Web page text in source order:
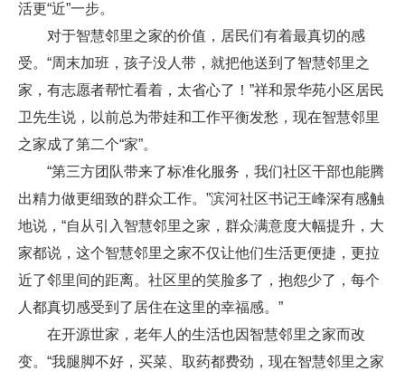
活更“近”一步。
对于智慧邻里之家的价值，居民们有着最真切的感
受。“周末加班，孩子没人带，就把他送到了智慧邻里之
家，有志愿者帮忙看着，太省心了！”祥和景华苑小区居民
卫先生说，以前总为带娃和工作平衡发愁，现在智慧邻里
之家成了第二个“家”。
“第三方团队带来了标准化服务，我们社区干部也能腾
出精力做更细致的群众工作。”滨河社区书记王峰深有感触
地说，“自从引入智慧邻里之家，群众满意度大幅提升，大
家都说，这个智慧邻里之家不仅让他们生活更便捷，更拉
近了邻里间的距离。社区里的笑脸多了，抱怨少了，每个
人都真切感受到了居住在这里的幸福感。”
在开源世家，老年人的生活也因智慧邻里之家而改
变。“我腿脚不好，买菜、取药都费劲，现在智慧邻里之家